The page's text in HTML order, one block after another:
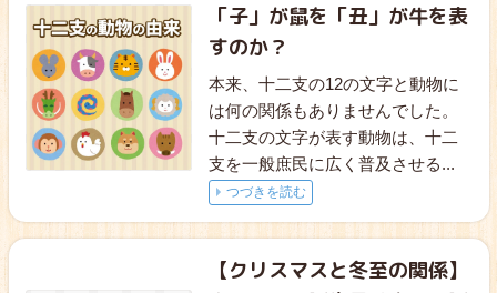
「子」が鼠を「丑」が牛を表
すのか？
本来、十二支の12の文字と動物に
は何の関係もありませんでした。
十二支の文字が表す動物は、十二
支を一般庶民に広く普及させる...
つづきを読む
【クリスマスと冬至の関係】